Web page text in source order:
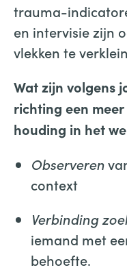
trauma-
en intervisie zijn
vlekken te
Wat zijn volgens
richting een
houding in het
Observeren
context
Verbinding
iemand met
behoefte.